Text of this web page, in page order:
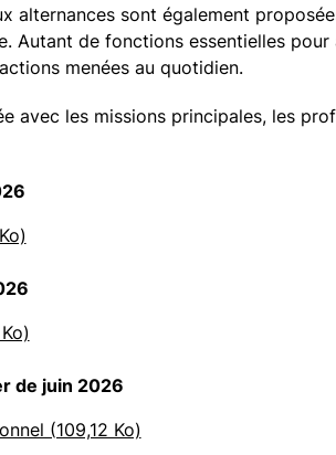
alternances sont également
Autant de fonctions essentielles pour
menées au quotidien.
avec les missions principales, les
de juin 2026
(109,12 Ko)